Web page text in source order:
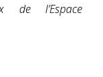
de l’Espace